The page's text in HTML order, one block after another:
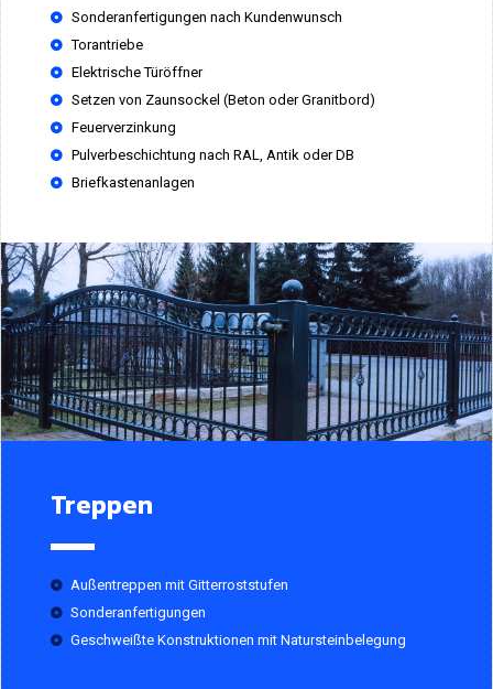
Sonderanfertigungen nach Kundenwunsch
Torantriebe
Elektrische Türöffner
Setzen von Zaunsockel (Beton oder Granitbord)
Feuerverzinkung
Pulverbeschichtung nach RAL, Antik oder DB
Briefkastenanlagen
Treppen
Außentreppen mit Gitterroststufen
Sonderanfertigungen
Geschweißte Konstruktionen mit Natursteinbelegung